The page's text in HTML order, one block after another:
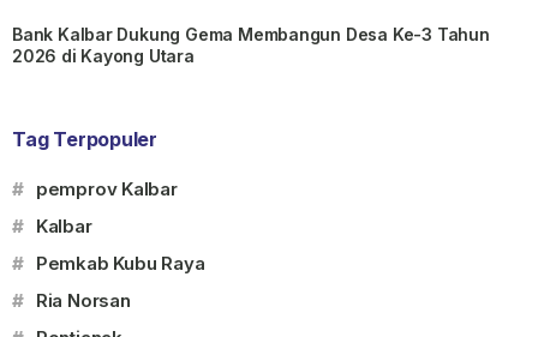
Bank Kalbar Dukung Gema Membangun Desa Ke-3 Tahun
2026 di Kayong Utara
Tag Terpopuler
# pemprov Kalbar
# Kalbar
# Pemkab Kubu Raya
# Ria Norsan